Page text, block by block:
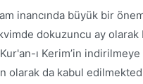
inancında büyük bir
dokuzuncu ay olarak
ı Kerim’in indirilmeye
olarak da kabul